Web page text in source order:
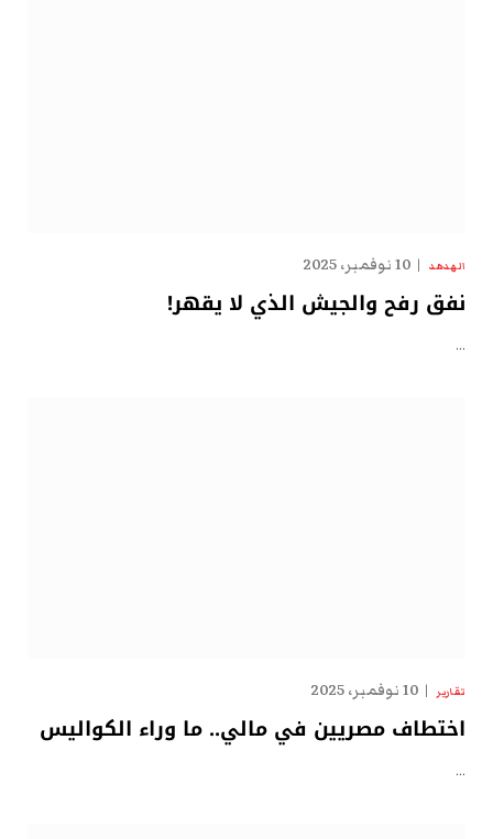
الهدهد 10 نوفمبر، 2025
نفق رفح والجيش الذي لا يقهر!
…
تقارير 10 نوفمبر، 2025
اختطاف مصريين في مالي.. ما وراء الكواليس
…